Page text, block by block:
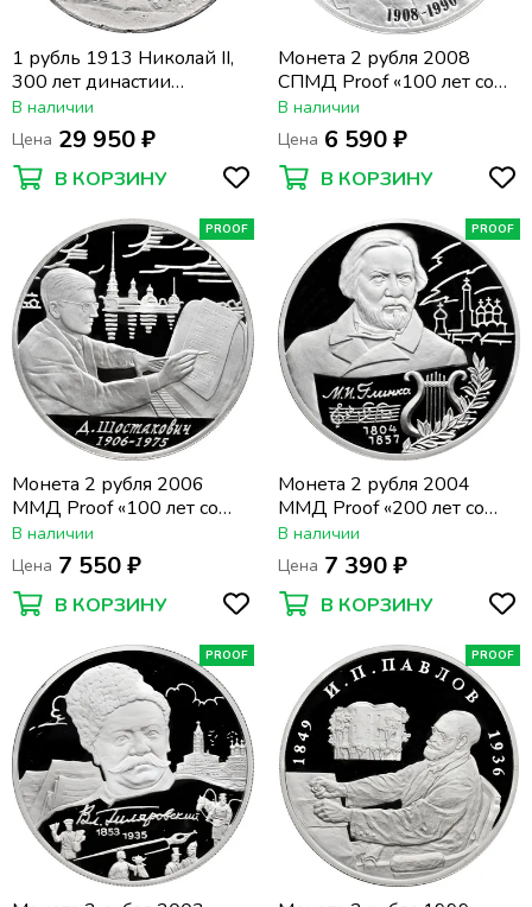
1 рубль 1913 Николай II,
300 лет династии
Романовых
В наличии
Цена 29 950 ₽
В КОРЗИНУ
Монета 2 рубля 2008
СПМД Proof «100 лет со
дня рождения Ильи
Франка»
В наличии
Цена 6 590 ₽
В КОРЗИНУ
PROOF
Монета 2 рубля 2006
ММД Proof «100 лет со
дня рождения Дмитрия
Шостаковича»
В наличии
Цена 7 550 ₽
В КОРЗИНУ
PROOF
Монета 2 рубля 2004
ММД Proof «200 лет со
дня рождения Михаила
Ивановича Глинки»
В наличии
Цена 7 390 ₽
В КОРЗИНУ
PROOF PROOF